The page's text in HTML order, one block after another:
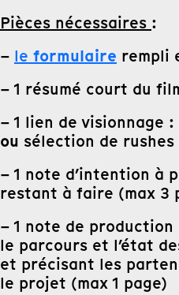
Pièces nécessaires :
– le formulaire rempli
– 1 résumé court du
– 1 lien de visionnage
ou sélection de rushes
– 1 note d’intention à
restant à faire (max 3
– 1 note de
le parcours et l’état
et précisant les
le projet (max 1 page)